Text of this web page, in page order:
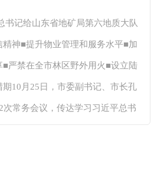
书记给山东省地矿局第六地质大队
神■提升物业管理和服务水平■加
严禁在全市林区野外用火■设立陆
10月25日，市委副书记、市长孔
次常务会议，传达学习习近平总书
动公共数据共享、抓...